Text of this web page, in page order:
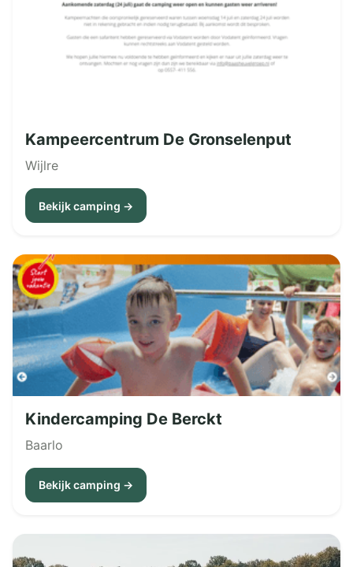
Kampeercentrum De Gronselenput
Wijlre
Bekijk camping →
Kindercamping De Berckt
Baarlo
Bekijk camping →